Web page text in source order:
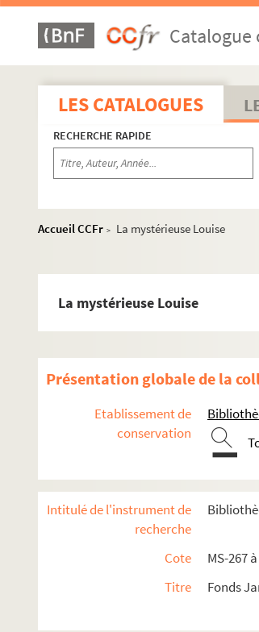
Catalogue
LES CATALOGUES
RECHERCHE RAPIDE
Accueil CCFr >
La mystérieuse Louise
La mystérieuse Louise
Présentation globale de la
Etablissement de
conservation
Intitulé de l'instrument de
recherche
Cote
MS-267
Titre
Fonds
Paul Jarry. Notes et textes sur des
Paul Jarry. Notes et textes sur des
Paul Jarry. Notes et textes de caractère
Paul Jarry. Notes et textes de
Paul Jarry. Notes et textes de